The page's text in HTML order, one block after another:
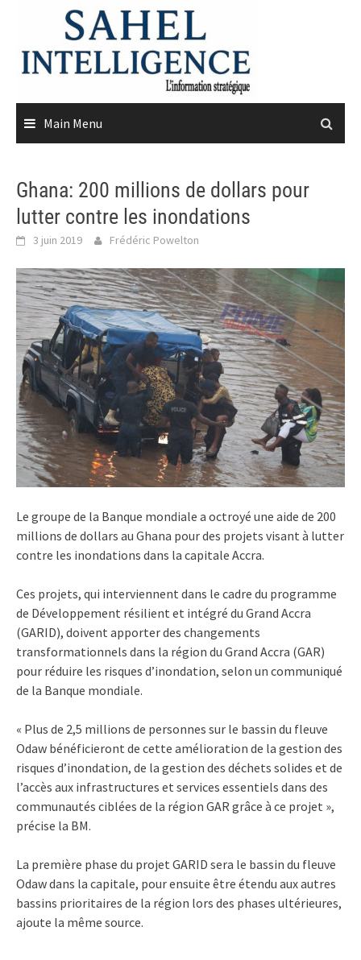
content
Main Menu
Ghana: 200 millions de dollars pour
lutter contre les inondations
3 juin 2019 Frédéric Powelton
Le groupe de la Banque mondiale a octroyé une aide de 200
millions de dollars au Ghana pour des projets visant à lutter
contre les inondations dans la capitale Accra.
Ces projets, qui interviennent dans le cadre du programme
de Développement résilient et intégré du Grand Accra
(GARID), doivent apporter des changements
transformationnels dans la région du Grand Accra (GAR)
pour réduire les risques d’inondation, selon un communiqué
de la Banque mondiale.
« Plus de 2,5 millions de personnes sur le bassin du fleuve
Odaw bénéficieront de cette amélioration de la gestion des
risques d’inondation, de la gestion des déchets solides et de
l’accès aux infrastructures et services essentiels dans des
communautés ciblées de la région GAR grâce à ce projet »,
précise la BM.
La première phase du projet GARID sera le bassin du fleuve
Odaw dans la capitale, pour ensuite être étendu aux autres
bassins prioritaires de la région lors des phases ultérieures,
ajoute la même source.